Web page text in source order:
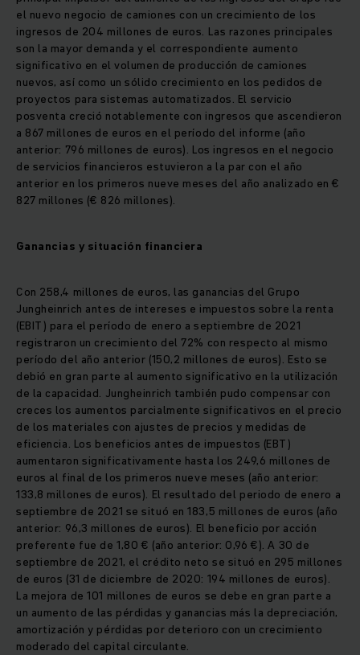
el nuevo negocio de camiones con un crecimiento de los
ingresos de 204 millones de euros. Las razones principales
son la mayor demanda y el correspondiente aumento
significativo en el volumen de producción de camiones
nuevos, así como un sólido crecimiento en los pedidos de
proyectos para sistemas automatizados. El servicio
posventa creció notablemente con ingresos que ascendieron
a 867 millones de euros en el período del informe (año
anterior: 796 millones de euros). Los ingresos en el negocio
de servicios financieros estuvieron a la par con el año
anterior en los primeros nueve meses del año analizado en €
827 millones (€ 826 millones).
Ganancias y situación financiera
Con 258,4 millones de euros, las ganancias del Grupo
Jungheinrich antes de intereses e impuestos sobre la renta
(EBIT) para el período de enero a septiembre de 2021
registraron un crecimiento del 72% con respecto al mismo
período del año anterior (150,2 millones de euros). Esto se
debió en gran parte al aumento significativo en la utilización
de la capacidad. Jungheinrich también pudo compensar con
creces los aumentos parcialmente significativos en el precio
de los materiales con ajustes de precios y medidas de
eficiencia. Los beneficios antes de impuestos (EBT)
aumentaron significativamente hasta los 249,6 millones de
euros al final de los primeros nueve meses (año anterior:
133,8 millones de euros). El resultado del periodo de enero a
septiembre de 2021 se situó en 183,5 millones de euros (año
anterior: 96,3 millones de euros). El beneficio por acción
preferente fue de 1,80 € (año anterior: 0,96 €). A 30 de
septiembre de 2021, el crédito neto se situó en 295 millones
de euros (31 de diciembre de 2020: 194 millones de euros).
La mejora de 101 millones de euros se debe en gran parte a
un aumento de las pérdidas y ganancias más la depreciación,
amortización y pérdidas por deterioro con un crecimiento
moderado del capital circulante.